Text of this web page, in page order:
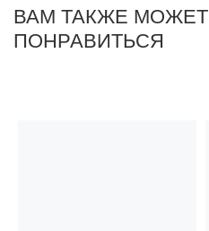
ВАМ ТАКЖЕ МОЖЕТ
ПОНРАВИТЬСЯ